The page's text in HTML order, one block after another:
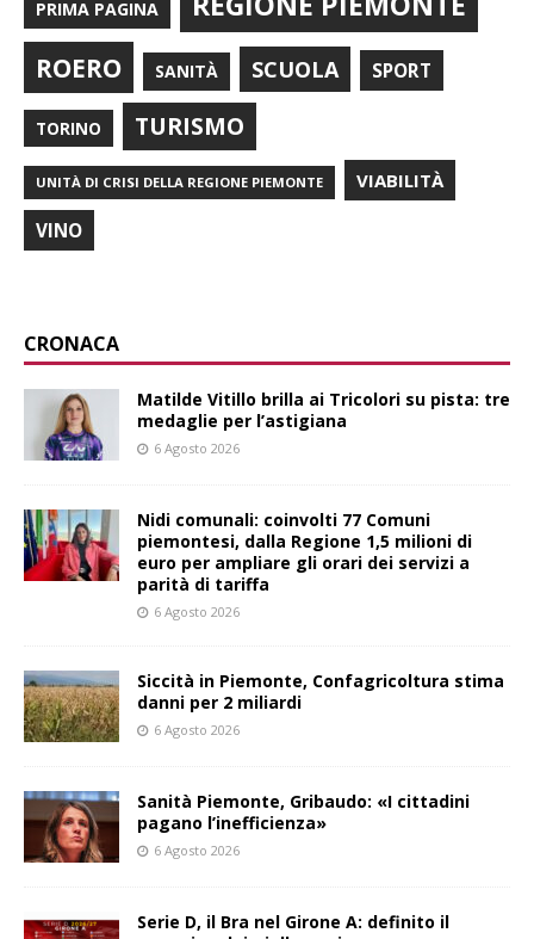
PRIMA PAGINA
ROERO SANITÀ SCUOLA SPORT
TORINO TURISMO
UNITÀ DI CRISI DELLA REGIONE PIEMONTE VIABILITÀ
VINO
CRONACA
Matilde Vitillo brilla ai Tricolori su pista: tre
medaglie per l’astigiana
6 Agosto 2026
Nidi comunali: coinvolti 77 Comuni
piemontesi, dalla Regione 1,5 milioni di
euro per ampliare gli orari dei servizi a
parità di tariffa
6 Agosto 2026
Siccità in Piemonte, Confagricoltura stima
danni per 2 miliardi
6 Agosto 2026
Sanità Piemonte, Gribaudo: «I cittadini
pagano l’inefficienza»
6 Agosto 2026
Serie D, il Bra nel Girone A: definito il